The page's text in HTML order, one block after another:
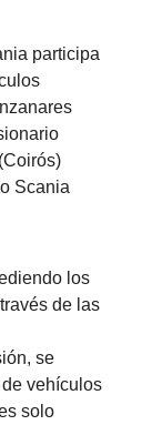
participa
Scania
los
de las
se
vehículos
solo